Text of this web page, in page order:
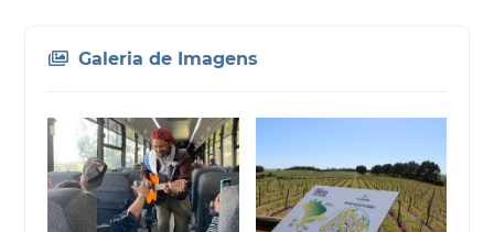
Galeria de Imagens